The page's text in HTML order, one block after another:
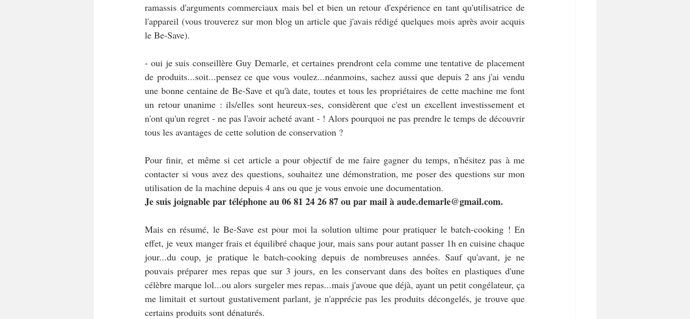
ramassis d'arguments commerciaux mais bel et bien un retour d'expérience en tant qu'utilisatrice de
l'appareil (vous trouverez sur mon blog un article que j'avais rédigé quelques mois après avoir acquis
le Be-Save).
- oui je suis conseillère Guy Demarle, et certaines prendront cela comme une tentative de placement
de produits...soit...pensez ce que vous voulez...néanmoins, sachez aussi que depuis 2 ans j'ai vendu
une bonne centaine de Be-Save et qu'à date, toutes et tous les propriétaires de cette machine me font
un retour unanime : ils/elles sont heureux-ses, considèrent que c'est un excellent investissement et
n'ont qu'un regret - ne pas l'avoir acheté avant - ! Alors pourquoi ne pas prendre le temps de découvrir
tous les avantages de cette solution de conservation ?
Pour finir, et même si cet article a pour objectif de me faire gagner du temps, n'hésitez pas à me
contacter si vous avez des questions, souhaitez une démonstration, me poser des questions sur mon
utilisation de la machine depuis 4 ans ou que je vous envoie une documentation.
Je suis joignable par téléphone au 06 81 24 26 87 ou par mail à aude.demarle@gmail.com.
Mais en résumé, le Be-Save est pour moi la solution ultime pour pratiquer le batch-cooking ! En
effet, je veux manger frais et équilibré chaque jour, mais sans pour autant passer 1h en cuisine chaque
jour...du coup, je pratique le batch-cooking depuis de nombreuses années. Sauf qu'avant, je ne
pouvais préparer mes repas que sur 3 jours, en les conservant dans des boîtes en plastiques d'une
célèbre marque lol...ou alors surgeler mes repas...mais j'avoue que déjà, ayant un petit congélateur, ça
me limitait et surtout gustativement parlant, je n'apprécie pas les produits décongelés, je trouve que
certains produits sont dénaturés.